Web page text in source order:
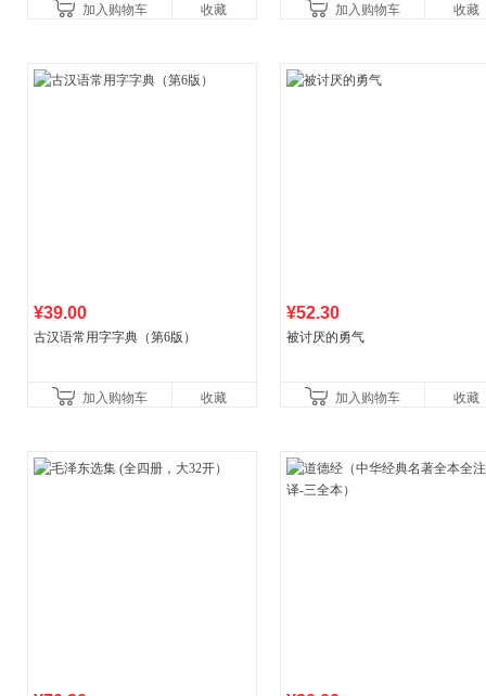
加入购物车 收藏 比你听说的还要
加入购物车 收藏
¥39.00
古汉语常用字字典（第6版）
加入购物车 收藏
¥52.30
被讨厌的勇气
加入购物车 收藏